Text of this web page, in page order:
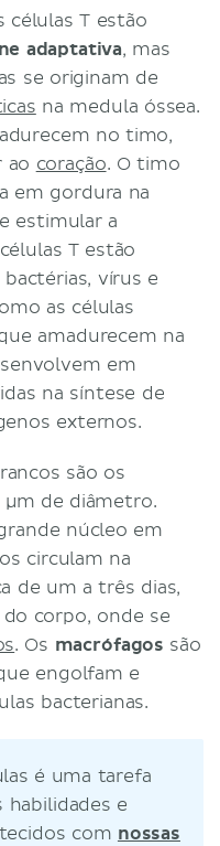
células T estão
adaptativa, mas
se originam de
na medula óssea.
no timo,
ao coração. O timo
em gordura na
estimular a
T estão
vírus e
as células
amadurecem na
em
na síntese de
externos.
são os
de diâmetro.
núcleo em
circulam na
de um a três dias,
corpo, onde se
. Os macrófagos são
engolfam e
bacterianas.
é uma tarefa
habilidades e
com nossas